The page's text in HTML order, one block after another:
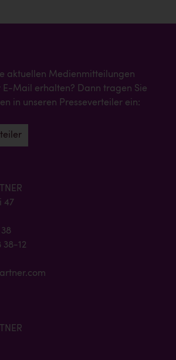
aktuellen Medienmitteilungen
E-Mail erhalten? Dann tragen Sie
in unseren Presseverteiler ein:
47
38
38-12